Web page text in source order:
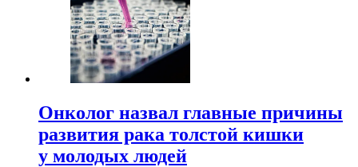
Онколог назвал главные причины
развития рака толстой кишки
у молодых людей